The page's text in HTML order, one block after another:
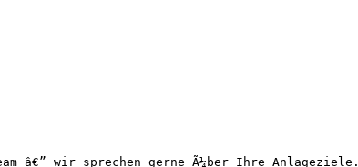
â€” wir sprechen gerne Ã¼ber Ihre Anlageziele.